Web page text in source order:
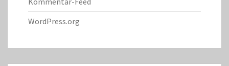
WordPress.org